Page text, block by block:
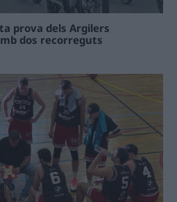
prova dels Argilers
dos recorreguts